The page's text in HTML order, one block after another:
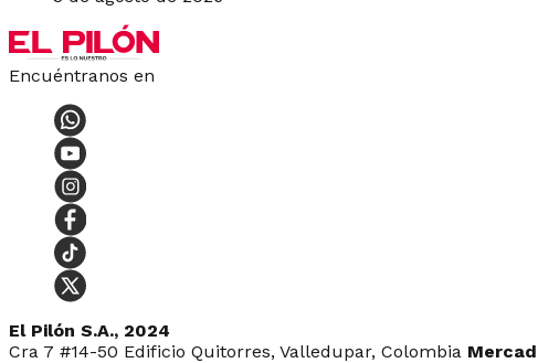
Encuéntranos en
El Pilón S.A., 2024
Cra 7 #14-50 Edificio Quitorres, Valledupar, Colombia